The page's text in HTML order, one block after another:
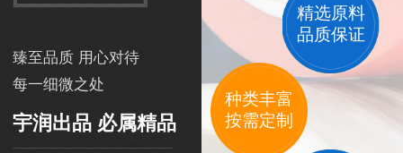
臻至品质 用心对待
每一细微之处
宇润出品 必属精品
精选原料
品质保证
种类丰富
按需定制